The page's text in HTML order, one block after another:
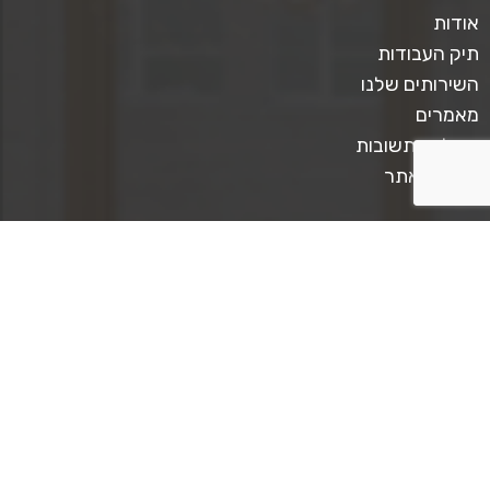
אודות
תיק העבודות
השירותים שלנו
מאמרים
שאלות ותשובות
תקנון האתר
צרו קשר